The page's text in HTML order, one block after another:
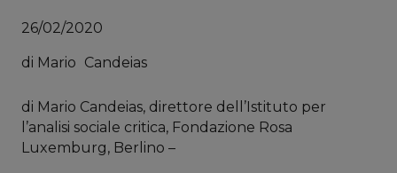
26/02/2020
di Mario Candeias
di Mario Candeias, direttore dell’Istituto per
l’analisi sociale critica, Fondazione Rosa
Luxemburg, Berlino –